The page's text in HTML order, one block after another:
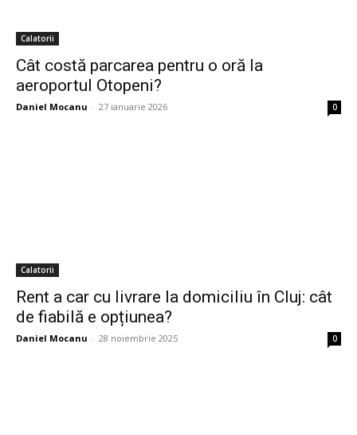
Calatorii
Cât costă parcarea pentru o oră la
aeroportul Otopeni?
Daniel Mocanu - 27 ianuarie 2026 0
Calatorii
Rent a car cu livrare la domiciliu în Cluj: cât
de fiabilă e opțiunea?
Daniel Mocanu - 28 noiembrie 2025 0